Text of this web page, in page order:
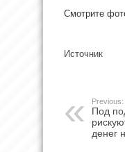
Смотрите
Источник
Previous:
Под
денег